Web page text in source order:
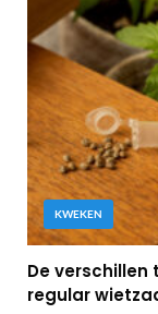
KWEKEN
De verschillen
regular